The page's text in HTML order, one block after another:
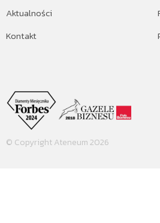
Aktualności
Kontakt
© Copyright Ateneum 2026